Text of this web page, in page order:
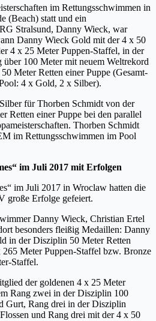
im Rettungsschwimmen in
(Beach) statt und ein
Stralsund, Danny Wieck, war
Danny Wieck Gold mit der 4 x 50
4 x 25 Meter Puppen-Staffel, in der
100 Meter mit neuem Weltrekord
Meter Retten einer Puppe (Gesamt-
4 x Gold, 2 x Silber).
für Thorben Schmidt von der
Retten einer Puppe bei den parallel
Thorben Schmidt
im Rettungsschwimmen im Pool
im Juli 2017 mit Erfolgen
im Juli 2017 in Wroclaw hatten die
große Erfolge gefeiert.
Danny Wieck, Christian Ertel
besonders fleißig Medaillen: Danny
in der Disziplin 50 Meter Retten
Meter Puppen-Staffel bzw. Bronze
Staffel.
der goldenen 4 x 25 Meter
Rang zwei in der Disziplin 100
Gurt, Rang drei in der Disziplin
und Rang drei mit der 4 x 50